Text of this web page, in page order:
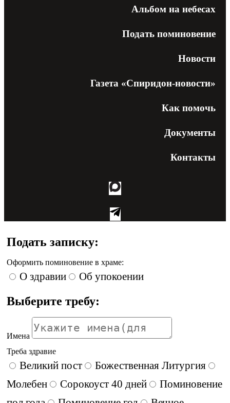
Альбом на небесах
Подать поминовение
Новости
Газета «Спиридон-новости»
Как помочь
Документы
Контакты
Подать записку:
Оформить поминовение в храме:
О здравии Об упокоении
Выберите требу:
Имена
Треба здравие
Великий пост
Божественная Литургия
Молебен
Сорокоуст 40 дней
Поминовение